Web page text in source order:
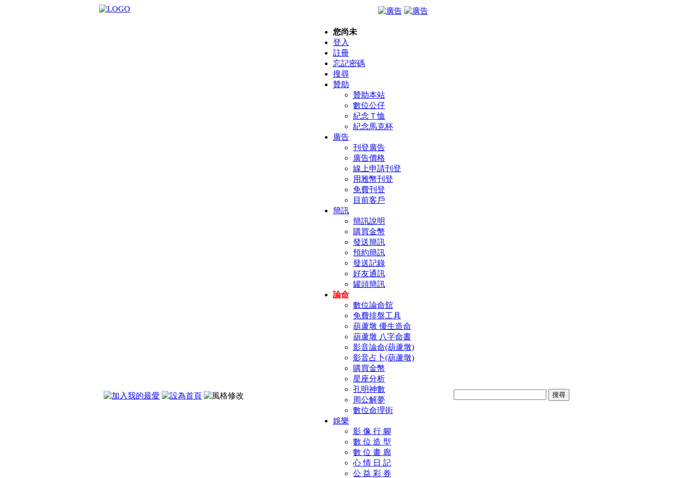
您尚未
登入
註冊
忘記密碼
搜尋
贊助
贊助本站
數位公仔
紀念Ｔ恤
紀念馬克杯
廣告
刊登廣告
廣告價格
線上申請刊登
用雅幣刊登
免費刊登
目前客戶
簡訊
簡訊說明
購買金幣
發送簡訊
預約簡訊
發送記錄
好友通訊
罐頭簡訊
論命
數位論命舘
免費排盤工具
葫蘆墩 優生造命
葫蘆墩 八字命書
影音論命(葫蘆墩)
影音占卜(葫蘆墩)
購買金幣
星座分析
孔明神數
周公解夢
數位命理街
娛樂
影 像 行 腳
數 位 造 型
數 位 畫 廊
心 情 日 記
公 益 彩 券